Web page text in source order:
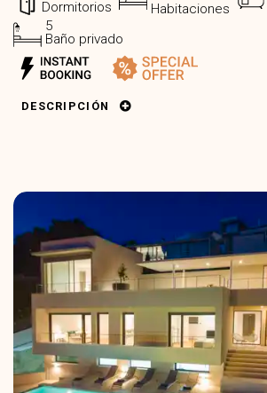
Dormitorios
Habitaciones
5
Baño privado
DESCRIPCIÓN